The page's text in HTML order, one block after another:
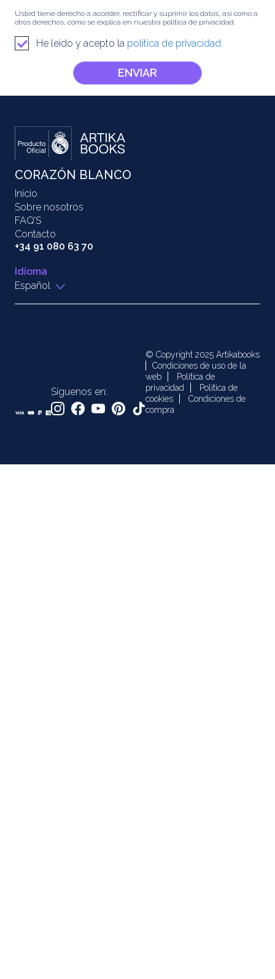
Usted tiene derecho a acceder, rectificar y suprimir los datos, así como a
otros derechos, como se explica en nuestra política de privacidad.
He leído y acepto la política de privacidad.
ENVIAR
CORAZÓN BLANCO
Inicio
Sobre nosotros
FAQ’S
Contacto
+34 91 080 63 70
Idioma
Español
Síguenos en:
© Copyright 2025 Artikabooks
Condiciones de uso de la
web
Política de
privacidad
Política de
cookies
Condiciones de
compra